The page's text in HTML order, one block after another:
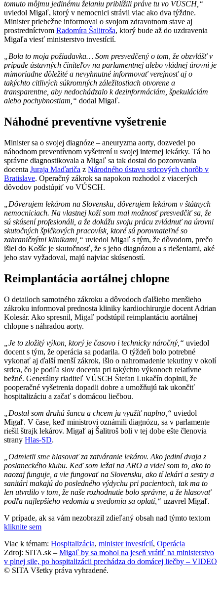
tomuto môjmu jedinému želaniu priblížili práve tu vo VÚSCH,“
uviedol Migaľ, ktorý v nemocnici strávil viac ako dva týždne.
Minister priebežne informoval o svojom zdravotnom stave aj
prostredníctvom Radomíra Šalitroša, ktorý bude až do uzdravenia
Migaľa viesť ministerstvo investícií.
„Bola to moja požiadavka… Som presvedčený o tom, že obzvlášť v
prípade ústavných činiteľov na parlamentnej alebo vládnej úrovni je
mimoriadne dôležité a nevyhnutné informovať verejnosť aj o
takýchto citlivých súkromných záležitostiach otvorene a
transparentne, aby nedochádzalo k dezinformáciám, špekuláciám
alebo pochybnostiam,“ dodal Migaľ.
Náhodné preventívne vyšetrenie
Minister sa o svojej diagnóze – aneuryzma aorty, dozvedel po
náhodnom preventívnom vyšetrení u svojej internej lekárky. Tá ho
správne diagnostikovala a Migaľ sa tak dostal do pozorovania
docenta Juraja Maďariča z Národného ústavu srdcových chorôb v
Bratislave. Operačný zákrok sa napokon rozhodol z viacerých
dôvodov podstúpiť vo VÚSCH.
„Dôverujem lekárom na Slovensku, dôverujem lekárom v štátnych
nemocniciach. Na vlastnej koži som mal možnosť presvedčiť sa, že
sú skúsení profesionáli, a že dokážu svoju prácu zvládnuť na úrovni
skutočných špičkových pracovísk, ktoré sú porovnateľné so
zahraničnými klinikami,“ uviedol Migaľ s tým, že dôvodom, prečo
išiel do Košíc je skutočnosť, že s jeho diagnózou a s riešeniami, aké
jeho stav vyžadoval, majú najviac skúseností.
Reimplantácia aortálnej chlopne
O detailoch samotného zákroku a dôvodoch ďalšieho menšieho
zákroku informoval prednosta kliniky kardiochirurgie docent Adrian
Kolesár. Ako spresnil, Migaľ podstúpil reimplantáciu aortálnej
chlopne s náhradou aorty.
„Je to zložitý výkon, ktorý je časovo i technicky náročný,“ uviedol
docent s tým, že operácia sa podarila. O týždeň bolo potrebné
vykonať aj ďalší menší zákrok, išlo o nahromadenie tekutiny v okolí
srdca, čo je podľa slov docenta pri takýchto výkonoch relatívne
bežné. Generálny riaditeľ VÚSCH Štefan Lukačín doplnil, že
pooperačné vyšetrenia dopadli dobre a umožňujú tak ukončiť
hospitalizáciu a začať s domácou liečbou.
„Dostal som druhú šancu a chcem ju využiť naplno,“ uviedol
Migaľ. V čase, keď ministrovi oznámili diagnózu, sa v parlamente
riešil štrajk lekárov. Migaľ aj Šalitroš boli v tej dobe ešte členovia
strany Hlas-SD.
„Odmietli sme hlasovať za zatváranie lekárov. Ako jediní dvaja z
poslaneckého klubu. Keď som ležal na ARO a videl som to, ako to
naozaj funguje, a vie fungovať na Slovensku, ako tí lekári a sestry a
sanitári makajú do posledného výdychu pri pacientoch, tak ma to
len utvrdilo v tom, že naše rozhodnutie bolo správne, a že hlasovať
podľa najlepšieho vedomia a svedomia sa oplatí,“ uzavrel Migaľ.
V prípade, ak sa vám nezobrazil zdieľaný obsah nad týmto textom
kliknite sem
Viac k témam: Hospitalizácia, minister investícií, Operácia
Zdroj: SITA.sk – Migaľ by sa mohol na jeseň vrátiť na ministerstvo
v plnej sile, po hospitalizácii prechádza do domácej liečby – VIDEO
© SITA Všetky práva vyhradené.